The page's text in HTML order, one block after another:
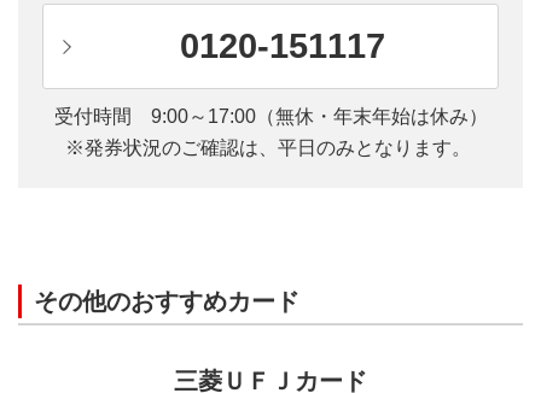
を本条件の判定対象といたします。
本条件の判定対象となるご利用金額には、ポイント
アッププログラムの還元率は適用されません。
当該サービスの詳細はこちらよりご確認ください。
にポイント還元率へ反映されます。
「本の要約サービスflier(フライヤー)」
で三菱ＵＦＪニコス（株）に到着している売上伝票
0120-151117
受付時間 9:00～17:00（無休・年末年始は休み）
※発券状況のご確認は、平日のみとなります。
その他のおすすめカード
三菱ＵＦＪカード